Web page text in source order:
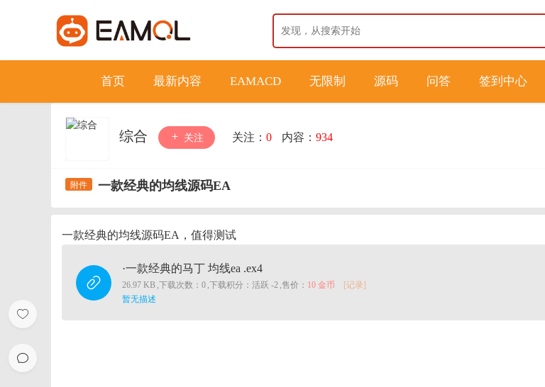
首页 最新内容 EAMACD 无限制 源码 问答 签到中心
综合 关注 关注： 0 内容： 934
一款经典的均线源码EA
一款经典的均线源码EA，值得测试
·一款经典的马丁 均线ea .ex4
26.97 KB ,下载次数：0 ,下载积分：活跃 -2 ,售价： 10 金币
[记录]
暂无描述